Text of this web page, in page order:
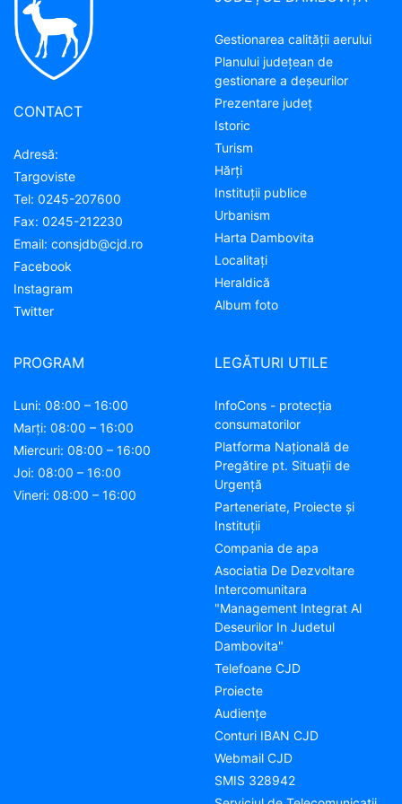
CONTACT
Adresă:
Targoviste
Tel: 0245-207600
Fax: 0245-212230
Email: consjdb@cjd.ro
Facebook
Instagram
Twitter
Gestionarea calității aerului
Planului județean de
gestionare a deșeurilor
Prezentare judeţ
Istoric
Turism
Hărţi
Instituţii publice
Urbanism
Harta Dambovita
Localitaţi
Heraldică
Album foto
LEGĂTURI UTILE
InfoCons - protecția
consumatorilor
Platforma Națională de
Pregătire pt. Situații de
Urgență
Parteneriate, Proiecte și
Instituții
Compania de apa
Asociatia De Dezvoltare
Intercomunitara
"Management Integrat Al
Deseurilor In Judetul
Dambovita"
Telefoane CJD
Proiecte
Audienţe
Conturi IBAN CJD
Webmail CJD
SMIS 328942
PROGRAM
Luni: 08:00 – 16:00
Marți: 08:00 – 16:00
Miercuri: 08:00 – 16:00
Joi: 08:00 – 16:00
Vineri: 08:00 – 16:00